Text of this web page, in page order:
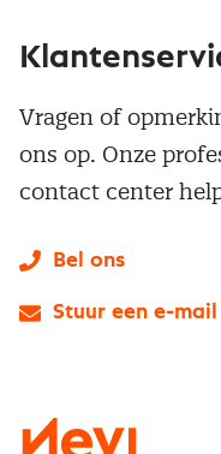
Vragen of
ons op. Onze
contact center
Bel ons
Stuur een e-mail